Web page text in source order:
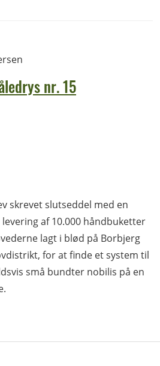
nr. 15
skrevet slutseddel med en
af 10.000 håndbuketter
lagt i blød på Borbjerg
for at finde et system til
små bundter nobilis på en